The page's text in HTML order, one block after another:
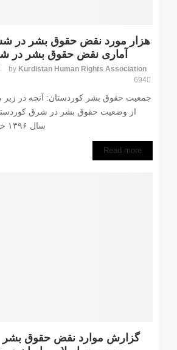
هزار مورد نقض حقوق بشر در
آماری نقض حقوق بشر در
by Kurdistan Human Rights Association
694
جمعیت حقوق بشر کوردستان: آنچه در زیر
از وضعیت حقوق بشر در شرق
سال ۱۳۹۶ خورشیدی است؛ که...
Read more